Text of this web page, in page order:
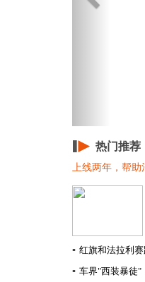
热门推荐
上线两年，帮
▪ 红旗和法拉利
▪ 车界"西装暴徒"